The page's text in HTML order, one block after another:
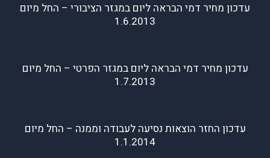
עדכון מחיר דמי הבראה ליום במגזר הציבורי – החל מיום
1.6.2013
עדכון מחיר דמי הבראה ליום במגזר הפרטי – החל מיום
1.7.2013
עדכון החזר הוצאות נסיעה לעבודה וממנה – החל מיום
1.1.2014